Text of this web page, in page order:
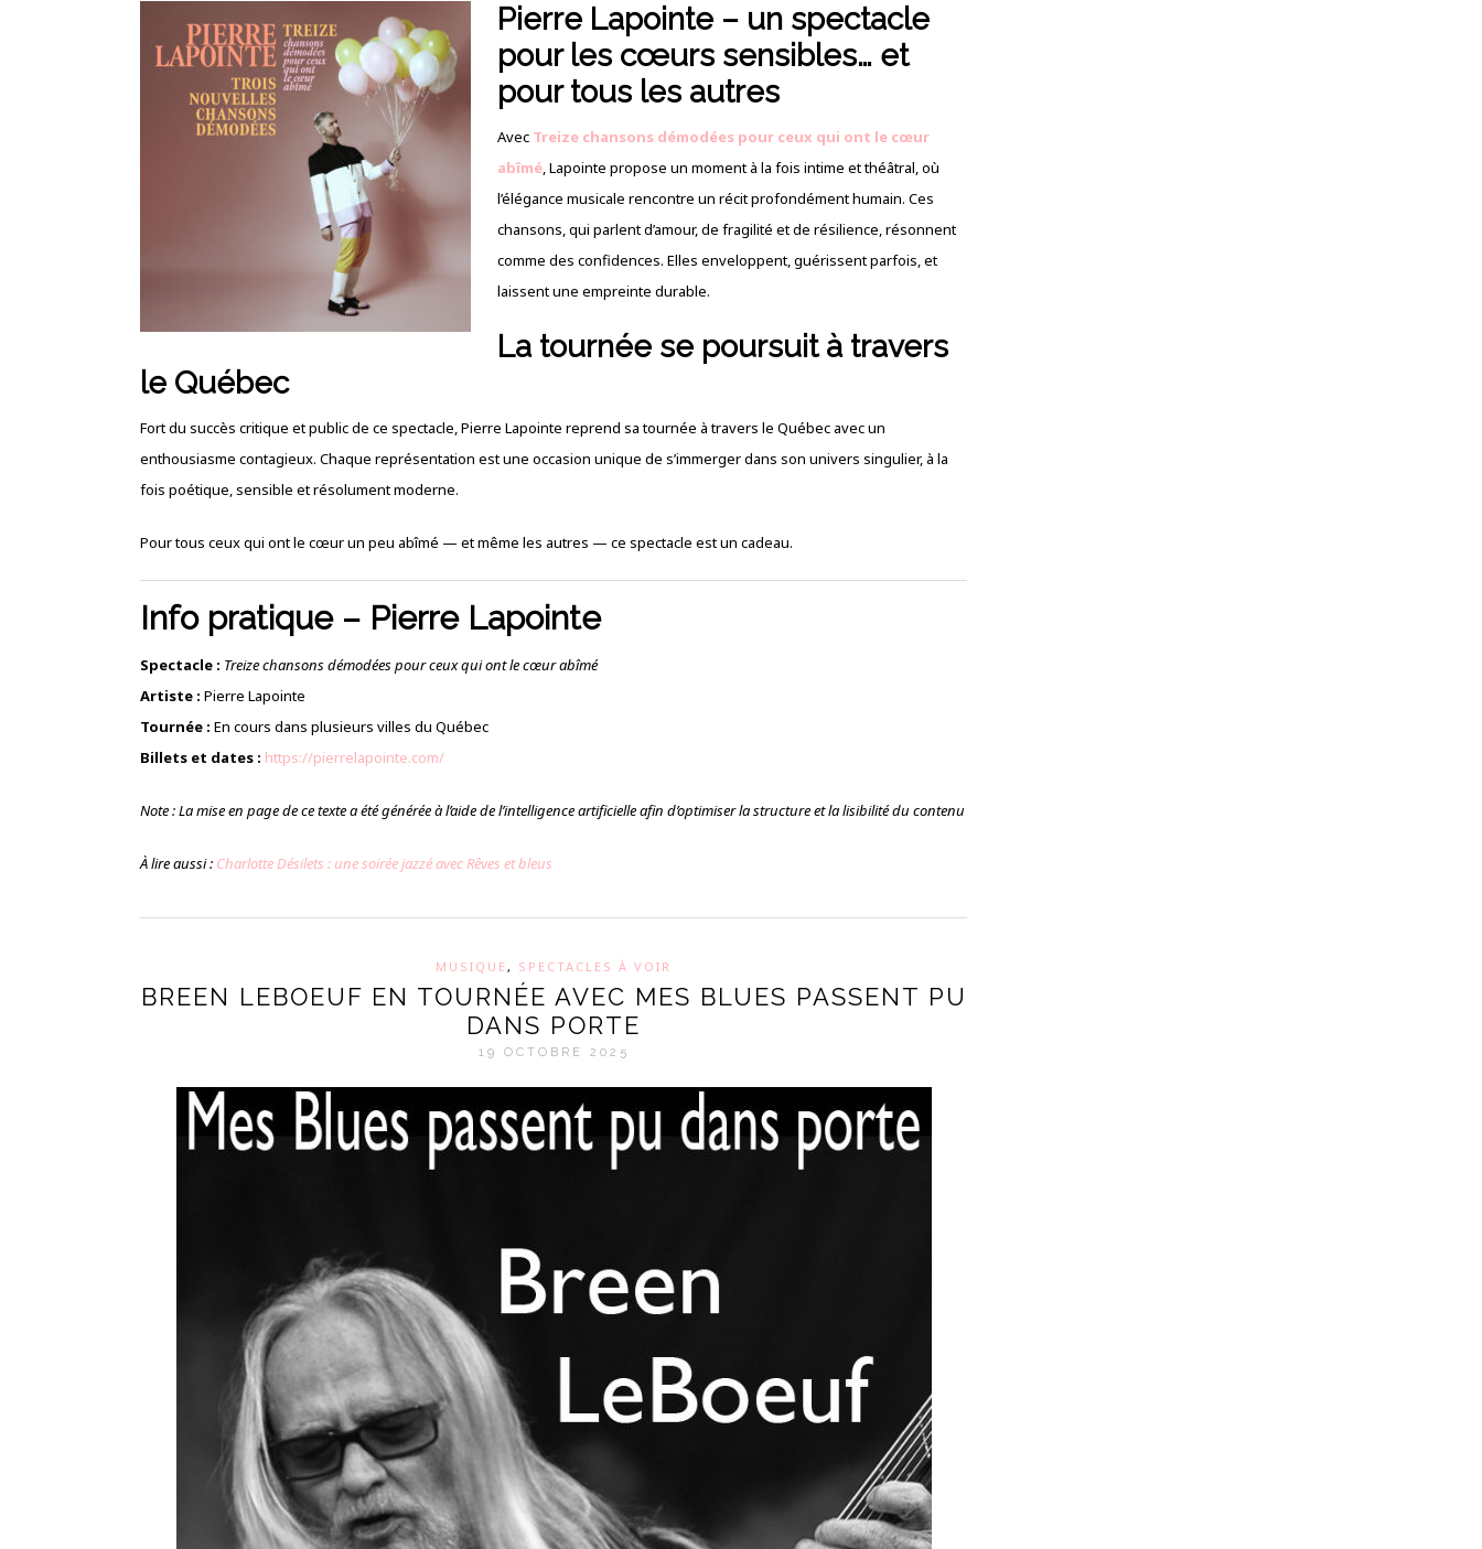
Pierre Lapointe – un spectacle
pour les cœurs sensibles… et
pour tous les autres
Avec Treize chansons démodées pour ceux qui ont le cœur
abîmé, Lapointe propose un moment à la fois intime et théâtral, où
l’élégance musicale rencontre un récit profondément humain. Ces
chansons, qui parlent d’amour, de fragilité et de résilience, résonnent
comme des confidences. Elles enveloppent, guérissent parfois, et
laissent une empreinte durable.
La tournée se poursuit à travers
le Québec
Fort du succès critique et public de ce spectacle, Pierre Lapointe reprend sa tournée à travers le Québec avec un
enthousiasme contagieux. Chaque représentation est une occasion unique de s’immerger dans son univers singulier, à la
fois poétique, sensible et résolument moderne.
Pour tous ceux qui ont le cœur un peu abîmé — et même les autres — ce spectacle est un cadeau.
Info pratique – Pierre Lapointe
Spectacle : Treize chansons démodées pour ceux qui ont le cœur abîmé
Artiste : Pierre Lapointe
Tournée : En cours dans plusieurs villes du Québec
Billets et dates : https://pierrelapointe.com/
Note : La mise en page de ce texte a été générée à l’aide de l’intelligence artificielle afin d’optimiser la structure et la lisibilité du contenu
À lire aussi : Charlotte Désilets : une soirée jazzé avec Rêves et bleus
MUSIQUE, SPECTACLES À VOIR
BREEN LEBOEUF EN TOURNÉE AVEC MES BLUES PASSENT PU
DANS PORTE
19 OCTOBRE 2025